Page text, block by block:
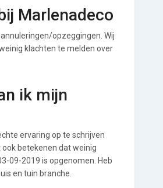
Marlenadeco
opzeggingen. Wij
klachten te melden over
ik mijn
ervaring op te schrijven
betekenen dat weinig
09-2019 is opgenomen. Heb
en tuin branche.